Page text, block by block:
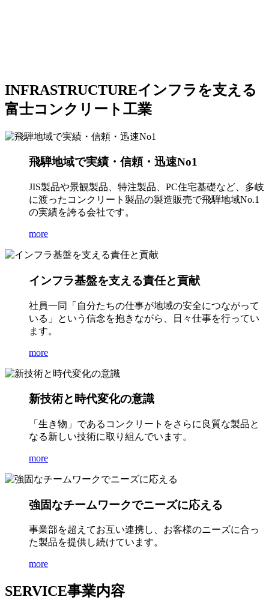
INFRASTRUCTUREインフラを支える
富士コンクリート工業
飛騨地域で実績・信頼・迅速No1
JIS製品や景観製品、特注製品、PC住宅基礎など、多岐
に渡ったコンクリート製品の製造販売で飛騨地域No.1
の実績を誇る会社です。
more
インフラ基盤を支える責任と貢献
社員一同「自分たちの仕事が地域の安全につながって
いる」という信念を抱きながら、日々仕事を行ってい
ます。
more
新技術と時代変化の意識
「生き物」であるコンクリートをさらに良質な製品と
なる新しい技術に取り組んでいます。
more
強固なチームワークでニーズに応える
事業部を超えてお互い連携し、お客様のニーズに合っ
た製品を提供し続けています。
more
SERVICE事業内容